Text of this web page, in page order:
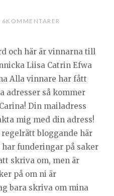
6KOMMENTARER
och här är vinnarna till
Liisa Catrin Efwa
Alla vinnare har fått
adresser så kommer
Din mailadress
mig med din adress!
bloggande här
har funderingar på saker
skriva om, men är
på om ni är
bara skriva om mina